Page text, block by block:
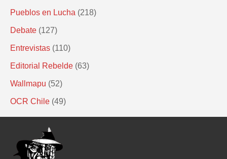
Pueblos en Lucha (218)
Debate (127)
Entrevistas (110)
Editorial Rebelde (63)
Wallmapu (52)
OCR Chile (49)